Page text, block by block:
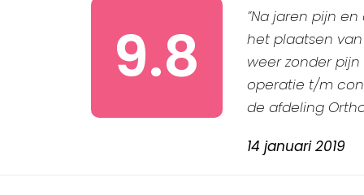
9.8
”Na jaren pijn
het plaatsen
weer zonder
operatie t/m
de afdeling
14 januari 2019